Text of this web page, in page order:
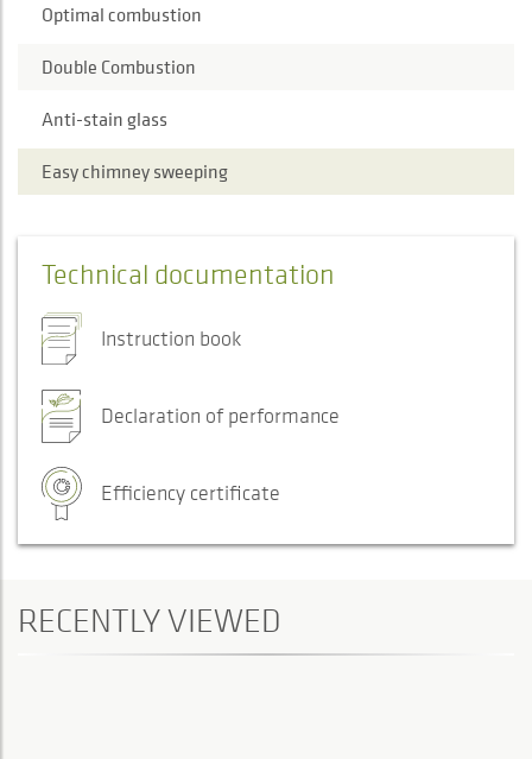
Optimal combustion
Double Combustion
Anti-stain glass
Easy chimney sweeping
Technical documentation
Instruction book
Declaration of performance
Efficiency certificate
RECENTLY VIEWED